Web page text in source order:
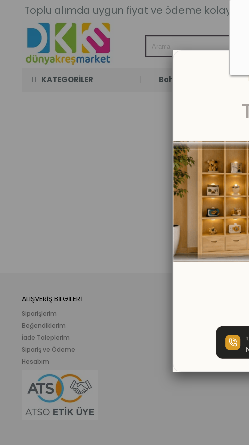
Toplu alımda uygun fiyat ve ödeme kolaylığı.
KATEGORİLER Bahçe Oyun Odası
ALIŞVERİŞ BİLGİLERİ
Siparişlerim
Beğendiklerim
İade Taleplerim
Sipariş ve Ödeme
Hesabım
Meslek ve İlgi Köşeleri
Eğitici Plastik Oyuncak